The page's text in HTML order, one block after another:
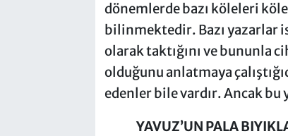
dönemlerde bazı köleleri
bilinmektedir. Bazı yazarlar
olarak taktığını ve bununla
olduğunu anlatmaya
edenler bile vardır. Ancak
YAVUZ’UN PALA